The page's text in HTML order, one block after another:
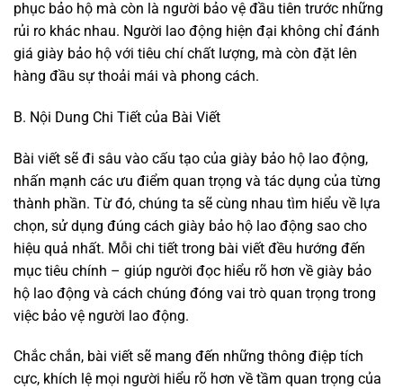
phục bảo hộ mà còn là người bảo vệ đầu tiên trước những
rủi ro khác nhau. Người lao động hiện đại không chỉ đánh
giá giày bảo hộ với tiêu chí chất lượng, mà còn đặt lên
hàng đầu sự thoải mái và phong cách.
B. Nội Dung Chi Tiết của Bài Viết
Bài viết sẽ đi sâu vào cấu tạo của giày bảo hộ lao động,
nhấn mạnh các ưu điểm quan trọng và tác dụng của từng
thành phần. Từ đó, chúng ta sẽ cùng nhau tìm hiểu về lựa
chọn, sử dụng đúng cách giày bảo hộ lao động sao cho
hiệu quả nhất. Mỗi chi tiết trong bài viết đều hướng đến
mục tiêu chính – giúp người đọc hiểu rõ hơn về giày bảo
hộ lao động và cách chúng đóng vai trò quan trọng trong
việc bảo vệ người lao động.
Chắc chắn, bài viết sẽ mang đến những thông điệp tích
cực, khích lệ mọi người hiểu rõ hơn về tầm quan trọng của